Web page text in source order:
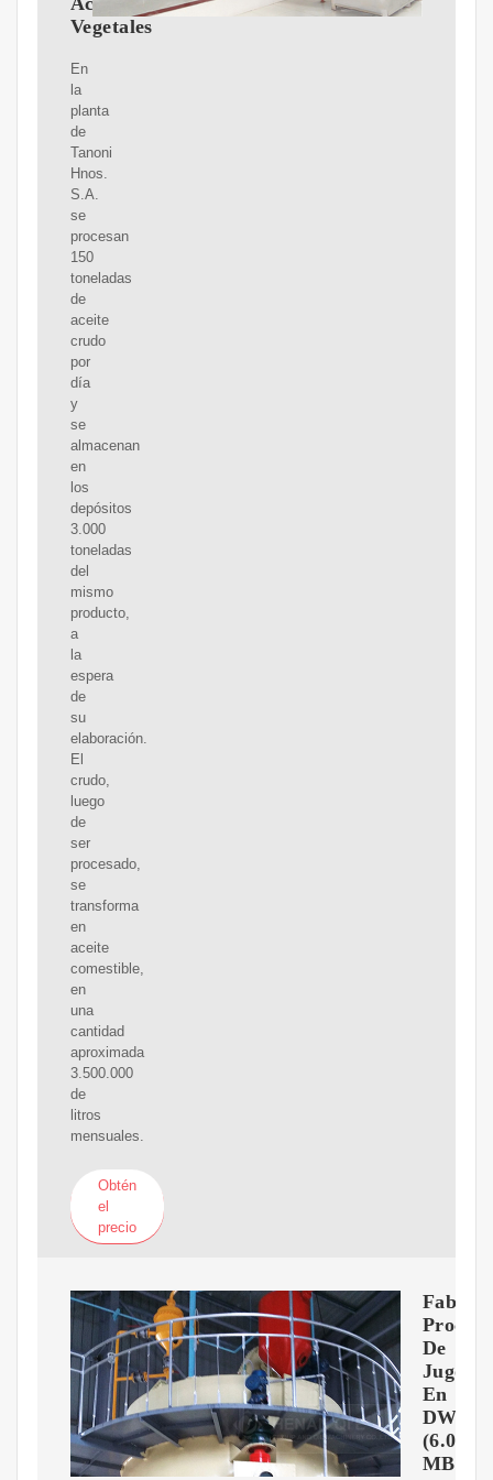
Vegetales
En
la
planta
de
Tanoni
Hnos.
S.A.
se
procesan
150
toneladas
de
aceite
crudo
por
día
y
se
almacenan
en
los
depósitos
3.000
toneladas
del
mismo
producto,
a
la
espera
de
su
elaboración.
El
crudo,
luego
de
ser
procesado,
se
transforma
en
aceite
comestible,
en
una
cantidad
aproximada
3.500.000
de
litros
mensuales.
Obtén
el
precio
Fabrica
De
Jugos
En
DWG
(6.08
MB)